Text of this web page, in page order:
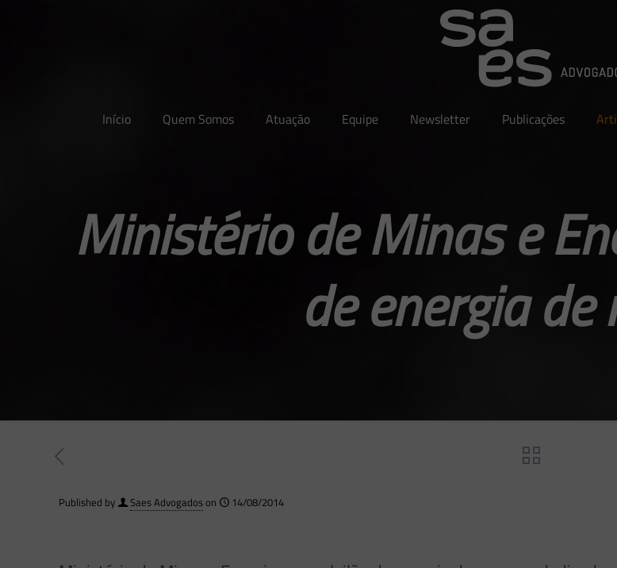
Início Quem Somos Atuação Equipe Newsletter Publicações
Ministério de Minas e
de energia de
Published by Saes Advogadoson 14/08/2014